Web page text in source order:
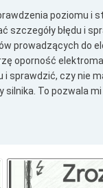
poziomu i
błędu i
prowadzących do
oporność
sprawdzić, czy nie
To pozwala